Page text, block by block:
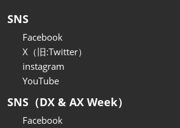
SNS
Facebook
X（旧:Twitter）
instagram
YouTube
SNS（DX & AX Week）
Facebook